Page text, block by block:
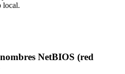
local.
NetBIOS (red